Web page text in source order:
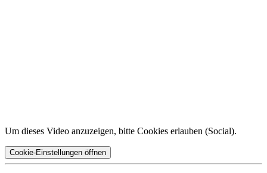
Um dieses Video anzuzeigen, bitte Cookies erlauben (Social).
Cookie-Einstellungen öffnen